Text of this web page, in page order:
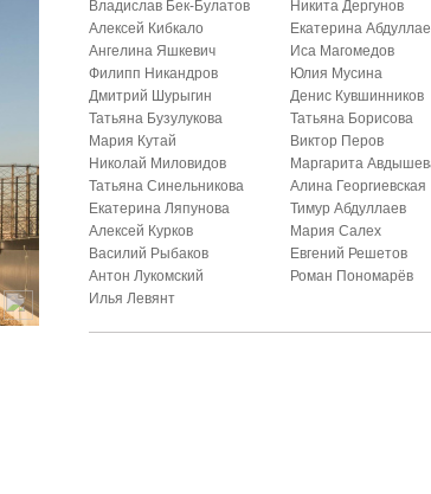
Владислав Бек-Булатов
Алексей Кибкало
Ангелина Яшкевич
Филипп Никандров
Дмитрий Шурыгин
Татьяна Бузулукова
Мария Кутай
Николай Миловидов
Татьяна Синельникова
Екатерина Ляпунова
Алексей Курков
Василий Рыбаков
Антон Лукомский
Илья Левянт
Никита Дергунов
Екатерина
Иса Магомедов
Юлия Мусина
Денис Кувшинников
Татьяна Борисова
Виктор Перов
Маргарита
Алина Георгиевская
Тимур Абдуллаев
Мария Салех
Евгений Решетов
Роман Пономарёв